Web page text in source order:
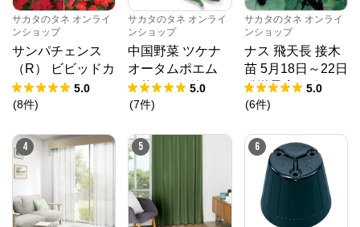
サカタのタネ オンライ
ンショップ
サンパチェンス
（R） ビビッドカ
ラー 3種セット 4
月6日～10日発送
株）1組
5.0
(8件)
サカタのタネ オンライ
ンショップ
中国野菜 ツケナ
オータムポエム
（約19000粒） 1
dL 袋
5.0
(7件)
サカタのタネ オンライ
ンショップ
ナス 飛天長 接木
苗 5月18日～22日
発送予定 6ポット
1組
5.0
(6件)
4 5 6